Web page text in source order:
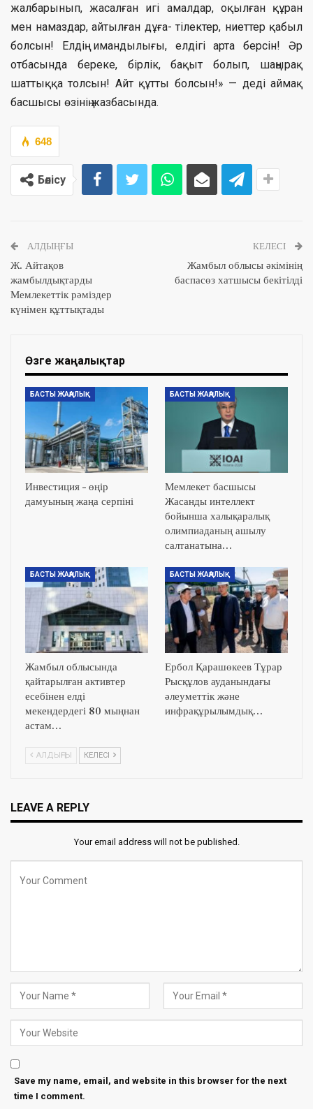
жалбарынып, жасалған игі амалдар, оқылған құран
мен намаздар, айтылған дұға- тілектер, ниеттер қабыл
болсын! Елдің имандылығы, елдігі арта берсін! Әр
отбасында береке, бірлік, бақыт болып, шаңырақ
шаттыққа толсын! Айт құтты болсын!» — деді аймақ
басшысы өзінің жазбасында.
648
Бөлісу
АЛДЫҢҒЫ
Ж. Айтақов
жамбылдықтарды
Мемлекеттік рәміздер
күнімен құттықтады
КЕЛЕСІ
Жамбыл облысы әкімінің
баспасөз хатшысы бекітілді
Өзге жаңалықтар
БАСТЫ ЖАҢАЛЫҚ
Инвестиция – өңір
дамуының жаңа серпіні
БАСТЫ ЖАҢАЛЫҚ
Мемлекет басшысы
Жасанды интеллект
бойынша халықаралық
олимпиаданың ашылу
салтанатына…
БАСТЫ ЖАҢАЛЫҚ
Жамбыл облысында
қайтарылған активтер
есебінен елді
мекендердегі 80 мыңнан
астам…
БАСТЫ ЖАҢАЛЫҚ
Ербол Қарашөкеев Тұрар
Рысқұлов ауданындағы
әлеуметтік және
инфрақұрылымдық…
АЛДЫҢҒЫ КЕЛЕСІ
LEAVE A REPLY
Your email address will not be published.
Save my name, email, and website in this browser for the next
time I comment.